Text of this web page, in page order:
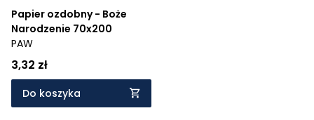
Od najnowszych
Od najstarszych
Papier ozdobny - Boże
Narodzenie 70x200
PAW
3,32 zł
Do koszyka